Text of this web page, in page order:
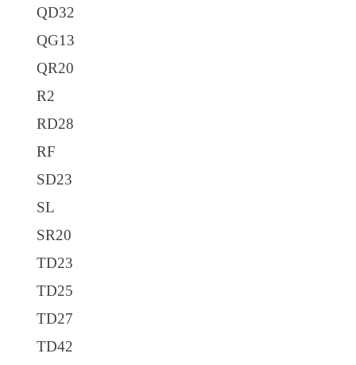
QD32
QG13
QR20
R2
RD28
RF
SD23
SL
SR20
TD23
TD25
TD27
TD42